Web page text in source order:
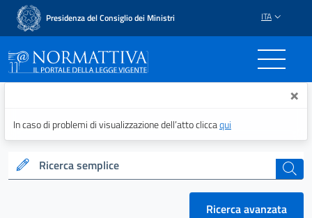
Presidenza del Consiglio dei Ministri ITA
Normattiva - Il portale ×
In caso di problemi di visualizzazione dell’atto cliccaqui
Ricerca semplice cerca
Ricerca avanzata